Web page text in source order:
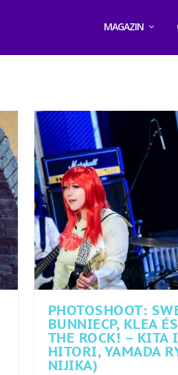
MAGAZIN
PHOTOSHOOT:
BUNNIECP, KLEA
THE ROCK! – KITA
HITORI, YAMADA
NIJIKA)